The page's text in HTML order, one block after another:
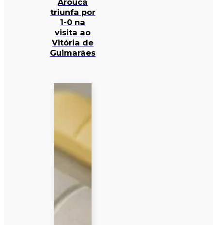
Arouca
triunfa por
1-0 na
visita ao
Vitória de
Guimarães